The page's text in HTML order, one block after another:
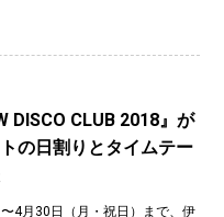
DISCO CLUB 2018』が
の日割りとタイムテー
4月30日（月・祝日）まで、伊